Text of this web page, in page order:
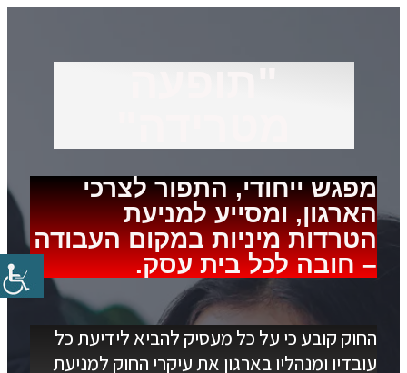
מפגש ייחודי, התפור לצרכי
הארגון, ומסייע למניעת
הטרדות מיניות במקום העבודה
– חובה לכל בית עסק.
החוק קובע כי על כל מעסיק להביא לידיעת כל
עובדיו ומנהליו בארגון את עיקרי החוק למניעת